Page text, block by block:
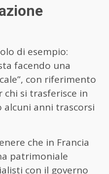
di esempio:
facendo una
con riferimento
chi si trasferisce in
anni trascorsi
che in Francia
patrimoniale
con il governo